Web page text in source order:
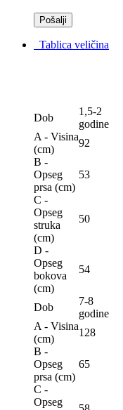
Tablica veličina
Dob
1,5-2
godine
A - Visina
(сm)
92
B -
Opseg
prsa (сm)
53
C -
Opseg
struka
(сm)
50
D -
Opseg
bokova
(сm)
54
Dob
7-8
godine
A - Visina
(сm)
128
B -
Opseg
prsa (сm)
65
C -
Opseg